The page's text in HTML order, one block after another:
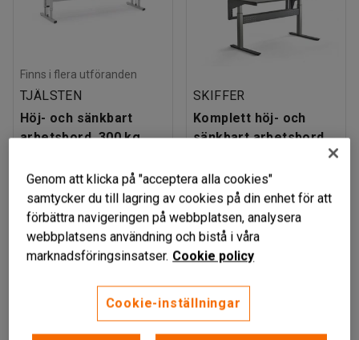
Finns i flera utföranden
TJÄLSTEN
Höj- och sänkbart
arbetsbord, 300 kg,
Art. nr:35270
16 249 kr
exkl. moms
KÖP
SKIFFER
Komplett höj- och
sänkbart arbetsbord,
200 kg, 1600x800 mm,
hyllplan med avdelare
Art. nr :35362
10 849 kr
exkl. moms
Genom att klicka på "acceptera alla cookies"
samtycker du till lagring av cookies på din enhet för att
förbättra navigeringen på webbplatsen, analysera
webbplatsens användning och bistå i våra
marknadsföringsinsatser. Cookie policy
Cookie-inställningar